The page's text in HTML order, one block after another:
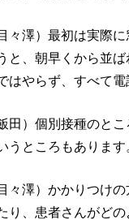
々澤）最初は実際
と、朝早くから並
はやらず、すべて電
田）個別接種のと
うところもありま
々澤）かかりつけ
り、患者さんがど